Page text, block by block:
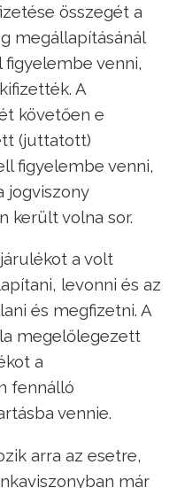
összegét a
megállapításánál
figyelembe venni,
A
követően e
(juttatott)
figyelembe venni,
jogviszony
került volna sor.
a volt
levonni és az
és megfizetni. A
megelőlegezett
a
fennálló
vennie.
arra az esetre,
már